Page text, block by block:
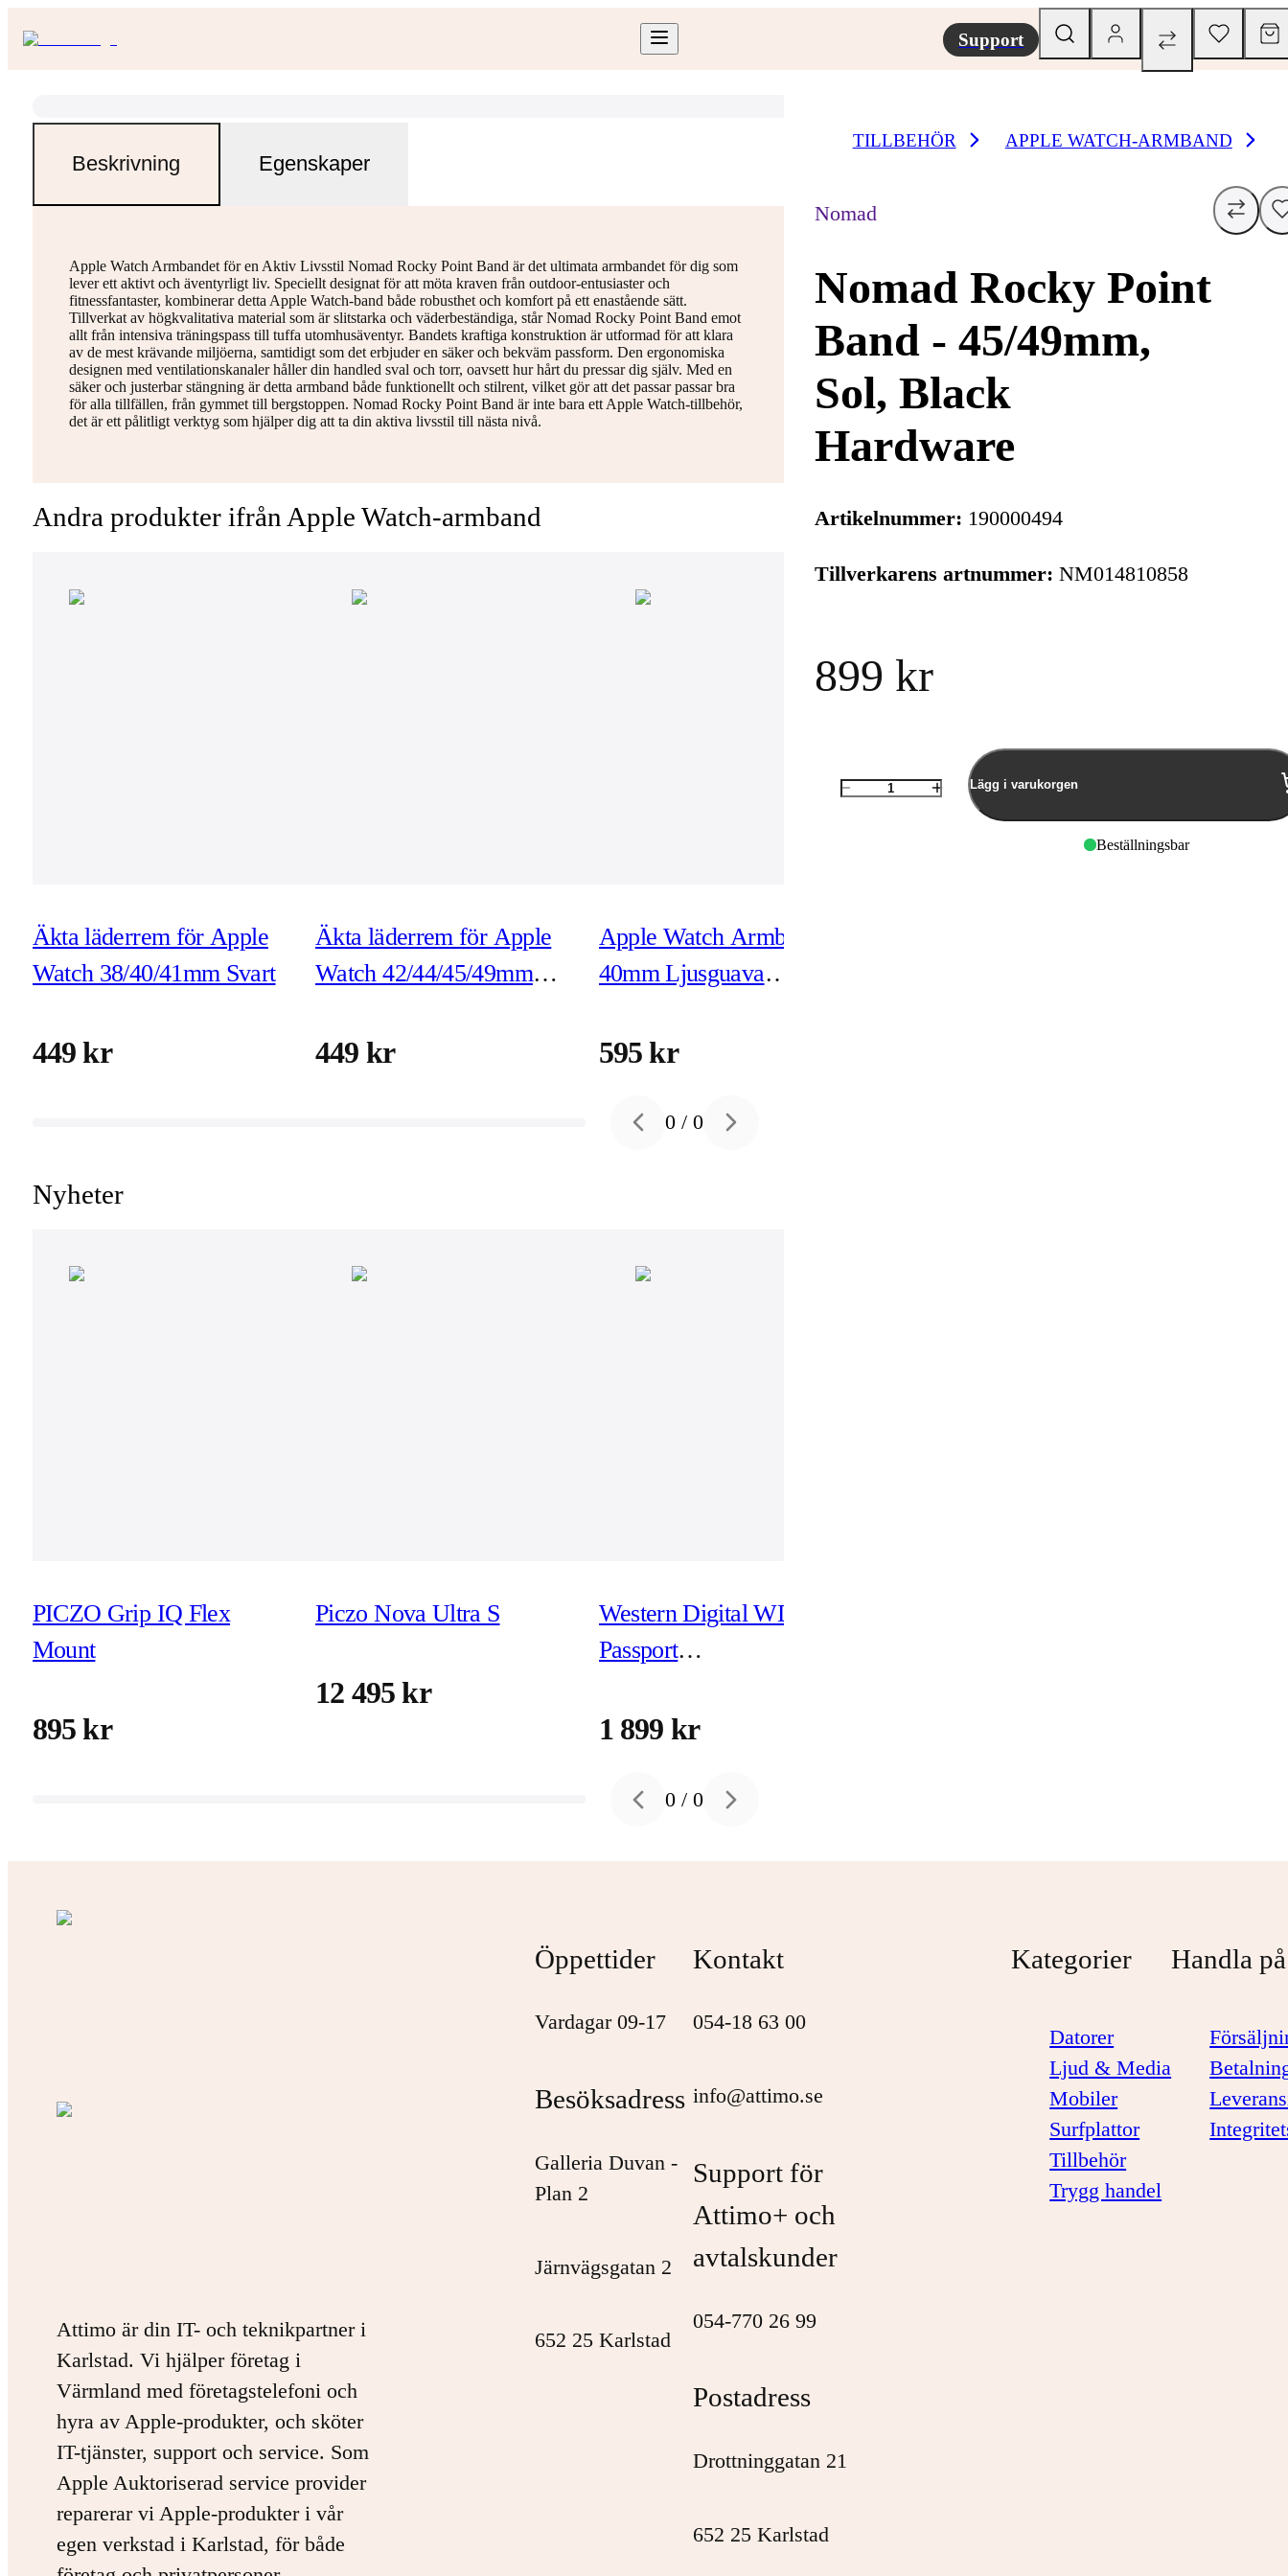
Support
Beskrivning Egenskaper
Apple Watch Armbandet för en Aktiv Livsstil Nomad Rocky Point Band är det ultimata armbandet för dig som
lever ett aktivt och äventyrligt liv. Speciellt designat för att möta kraven från outdoor-entusiaster och
fitnessfantaster, kombinerar detta Apple Watch-band både robusthet och komfort på ett enastående sätt.
Tillverkat av högkvalitativa material som är slitstarka och väderbeständiga, står Nomad Rocky Point Band emot
allt från intensiva träningspass till tuffa utomhusäventyr. Bandets kraftiga konstruktion är utformad för att klara
av de mest krävande miljöerna, samtidigt som det erbjuder en säker och bekväm passform. Den ergonomiska
designen med ventilationskanaler håller din handled sval och torr, oavsett hur hårt du pressar dig själv. Med en
säker och justerbar stängning är detta armband både funktionellt och stilrent, vilket gör att det passar passar bra
för alla tillfällen, från gymmet till bergstoppen. Nomad Rocky Point Band är inte bara ett Apple Watch-tillbehör,
det är ett pålitligt verktyg som hjälper dig att ta din aktiva livsstil till nästa nivå.
Andra produkter ifrån Apple Watch-armband
Äkta läderrem för Apple
Watch 38/40/41mm Svart
449 kr
Äkta läderrem för Apple
Watch 42/44/45/49mm
449 kr
Apple Watch Armband
40mm Ljusguava
595 kr
Previous slide
0 /0 Next slide
Nyheter
PICZO Grip IQ Flex
Mount
895 kr
Piczo Nova Ultra S
12 495 kr
Western Digital WD My
Passport
hårddisk 4 TB USB 3.2
1 899 kr
Previous slide
0 /0 Next slide
TILLBEHÖR APPLE WATCH-ARMBAND
Nomad
Nomad Rocky Point
Band - 45/49mm,
Sol, Black
Hardware
Artikelnummer: 190000494
Tillverkarens artnummer: NM014810858
899 kr
Antal
Lägg i varukorgen
Beställningsbar
Attimo är din IT- och teknikpartner i
Karlstad. Vi hjälper företag i
Värmland med företagstelefoni och
hyra av Apple-produkter, och sköter
IT-tjänster, support och service. Som
Apple Auktoriserad service provider
reparerar vi Apple-produkter i vår
egen verkstad i Karlstad, för både
Öppettider
Vardagar 09-17
Besöksadress
Galleria Duvan -
Plan 2
Järnvägsgatan 2
652 25 Karlstad
Kontakt
054-18 63 00
info@attimo.se
Support för
Attimo+ och
avtalskunder
054-770 26 99
Postadress
Drottninggatan 21
652 25 Karlstad
Kategorier
Datorer
Ljud & Media
Mobiler
Surfplattor
Tillbehör
Trygg handel
Handla